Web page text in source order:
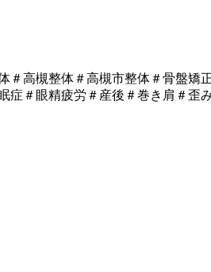
＃高槻整体＃高槻市整体＃骨盤
症＃眼精疲労＃産後＃巻き肩＃歪